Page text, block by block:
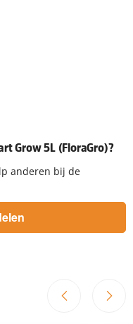
Grow 5L (FloraGro)?
anderen bij de